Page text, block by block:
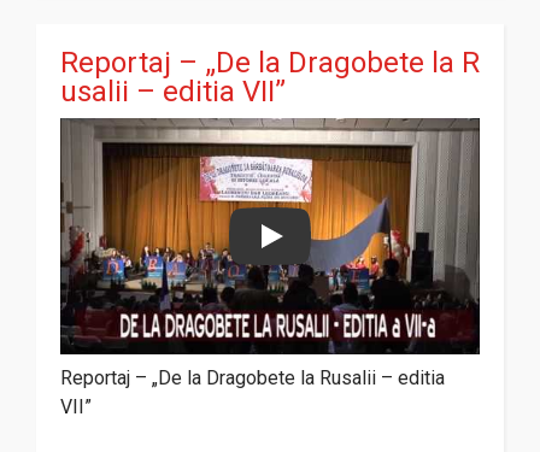
Reportaj – „De la Dragobete la R
usalii – editia VII”
Play
Reportaj – „De la Dragobete la Rusalii – editia
VII”